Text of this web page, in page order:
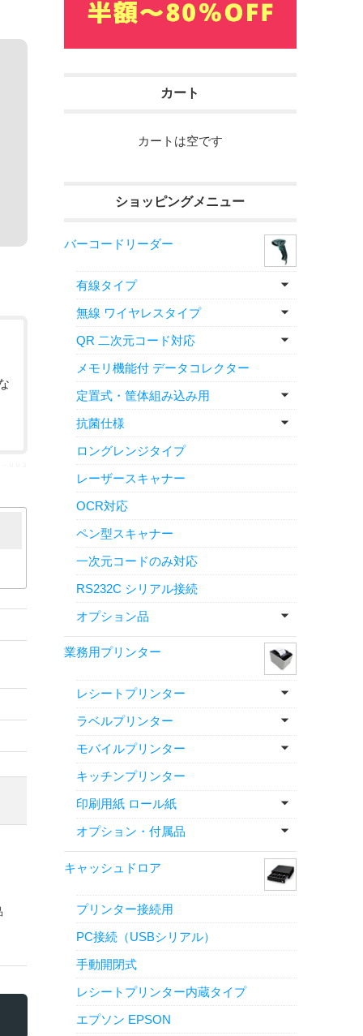
カート
カートは空です
ショッピングメニュー
バーコードリーダー
有線タイプ
無線 ワイヤレスタイプ
QR 二次元コード対応
メモリ機能付 データコレクター
定置式・筐体組み込み用
抗菌仕様
ロングレンジタイプ
レーザースキャナー
OCR対応
ペン型スキャナー
一次元コードのみ対応
RS232C シリアル接続
オプション品
業務用プリンター
レシートプリンター
ラベルプリンター
モバイルプリンター
キッチンプリンター
印刷用紙 ロール紙
オプション・付属品
キャッシュドロア
プリンター接続用
PC接続（USBシリアル）
手動開閉式
レシートプリンター内蔵タイプ
エプソン EPSON